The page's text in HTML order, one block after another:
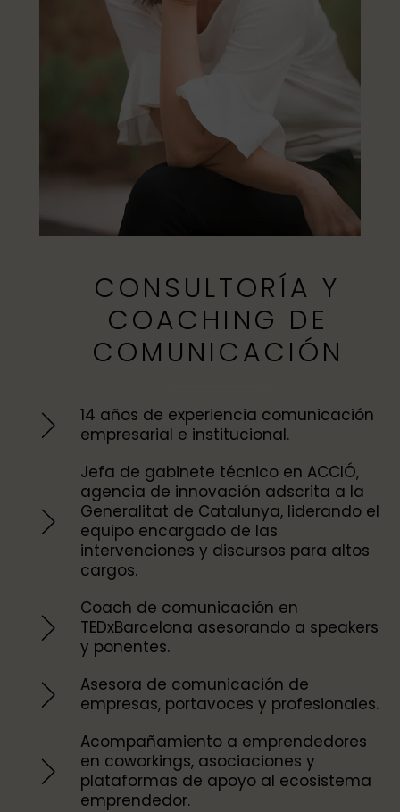
CONSULTORÍA Y
COACHING DE
COMUNICACIÓN
14 años de experiencia comunicación
empresarial e institucional.
Jefa de gabinete técnico en ACCIÓ,
agencia de innovación adscrita a la
Generalitat de Catalunya, liderando el
equipo encargado de las
intervenciones y discursos para altos
cargos.
Coach de comunicación en
TEDxBarcelona asesorando a speakers
y ponentes.
Asesora de comunicación de
empresas, portavoces y profesionales.
Acompañamiento a emprendedores
en coworkings, asociaciones y
plataformas de apoyo al ecosistema
emprendedor.